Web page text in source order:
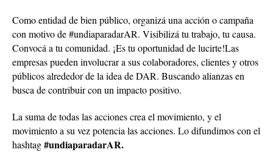
Como entidad de bien público, organizá una acción o campaña
con motivo de #undiaparadarAR. Visibilizá tu trabajo, tu causa.
Convocá a tu comunidad. ¡Es tu oportunidad de lucirte!Las
empresas pueden involucrar a sus colaboradores, clientes y otros
públicos alrededor de la idea de DAR. Buscando alianzas en
busca de contribuir con un impacto positivo.
La suma de todas las acciones crea el movimiento, y el
movimiento a su vez potencia las acciones. Lo difundimos con el
hashtag#undiaparadarAR.